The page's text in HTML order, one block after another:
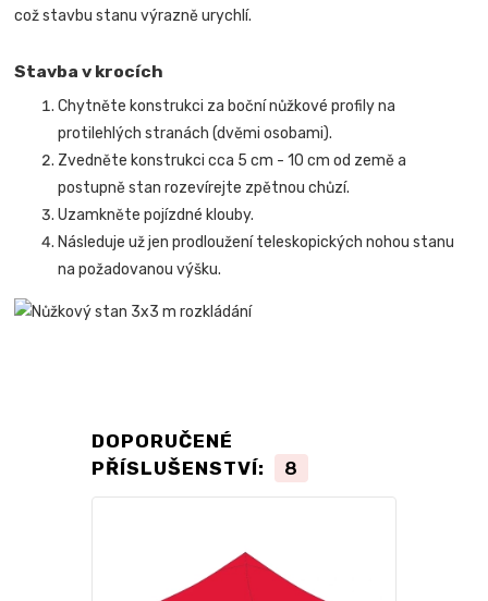
což stavbu stanu výrazně urychlí.
Stavba v krocích
Chytněte konstrukci za boční nůžkové profily na
protilehlých stranách (dvěmi osobami).
Zvedněte konstrukci cca 5 cm - 10 cm od země a
postupně stan rozevírejte zpětnou chůzí.
Uzamkněte pojízdné klouby.
Následuje už jen prodloužení teleskopických nohou stanu
na požadovanou výšku.
DOPORUČENÉ
PŘÍSLUŠENSTVÍ:
8